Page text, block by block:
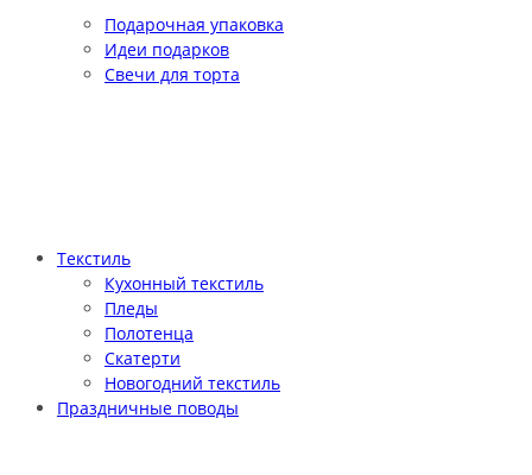
Подарочная упаковка
Идеи подарков
Свечи для торта
Текстиль
Кухонный текстиль
Пледы
Полотенца
Скатерти
Новогодний текстиль
Праздничные поводы